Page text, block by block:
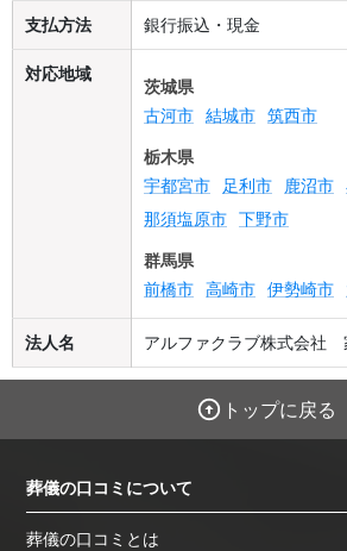
支払方法 銀行振込・現金
対応地域
茨城県
古河市 結城市 筑西市
栃木県
宇都宮市
足利市 鹿沼市
那須塩原市 下野市
群馬県
前橋市 高崎市 伊勢崎市
法人名 アルファクラブ株式会社
トップに戻る
葬儀の口コミについて
葬儀の口コミとは